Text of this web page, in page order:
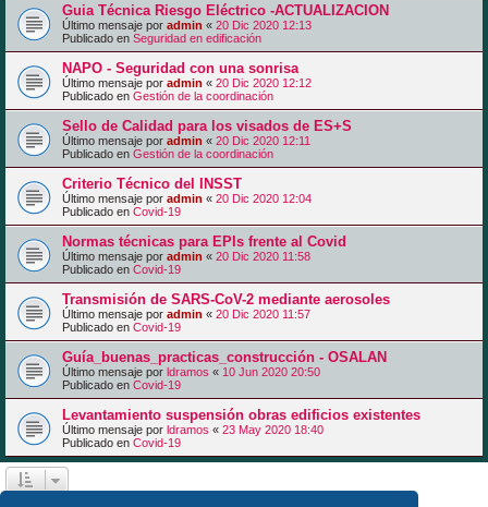
Guia Técnica Riesgo Eléctrico -ACTUALIZACION
Último mensaje por admin « 20 Dic 2020 12:13
Publicado en Seguridad en edificación
NAPO - Seguridad con una sonrisa
Último mensaje por admin « 20 Dic 2020 12:12
Publicado en Gestión de la coordinación
Sello de Calidad para los visados de ES+S
Último mensaje por admin « 20 Dic 2020 12:11
Publicado en Gestión de la coordinación
Criterio Técnico del INSST
Último mensaje por admin « 20 Dic 2020 12:04
Publicado en Covid-19
Normas técnicas para EPIs frente al Covid
Último mensaje por admin « 20 Dic 2020 11:58
Publicado en Covid-19
Transmisión de SARS-CoV-2 mediante aerosoles
Último mensaje por admin « 20 Dic 2020 11:57
Publicado en Covid-19
Guía_buenas_practicas_construcción - OSALAN
Último mensaje por ldramos « 10 Jun 2020 20:50
Publicado en Covid-19
Levantamiento suspensión obras edificios existentes
Último mensaje por ldramos « 23 May 2020 18:40
Publicado en Covid-19